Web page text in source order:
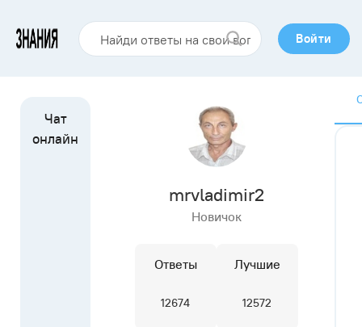
Войти
mrvladimir2
Новичок
Ответы
12674
Лучшие
12572